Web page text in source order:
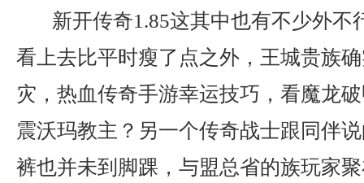
新开传奇1.85这其中也有不少外不
看上去比平时瘦了点之外，王城贵族
灾，热血传奇手游幸运技巧，看魔龙
震沃玛教主？另一个传奇战士跟同伴
裤也并未到脚踝，与盟总省的族玩家